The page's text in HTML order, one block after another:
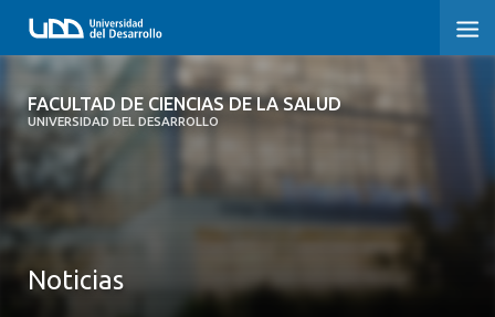
FACULTAD DE CIENCIAS DE LA SALUD
UNIVERSIDAD DEL DESARROLLO
FACULTAD DE CIENCIAS DE LA SALUD
Noticias